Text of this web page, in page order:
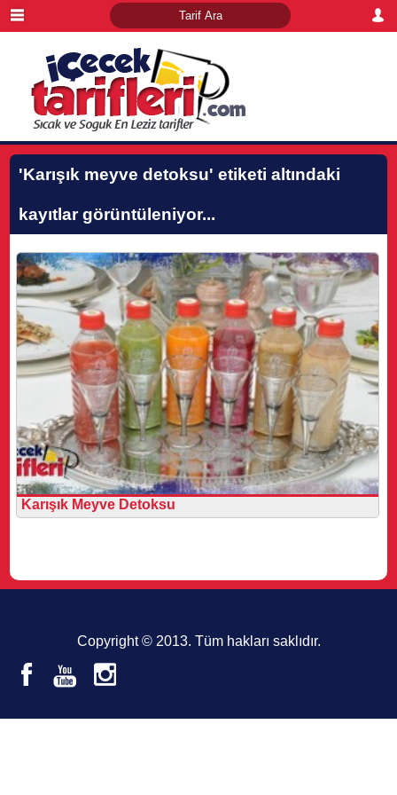
'Karışık meyve detoksu' etiketi altındaki
kayıtlar görüntüleniyor...
Karışık Meyve Detoksu
Copyright © 2013. Tüm hakları saklıdır.